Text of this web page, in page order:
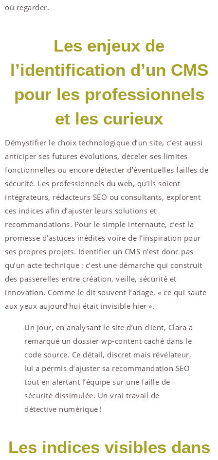
où regarder.
Les enjeux de
l’identification d’un CMS
pour les professionnels
et les curieux
Démystifier le choix technologique d’un site, c’est aussi
anticiper ses futures évolutions, déceler ses limites
fonctionnelles ou encore détecter d’éventuelles failles de
sécurité. Les professionnels du web, qu’ils soient
intégrateurs, rédacteurs SEO ou consultants, explorent
ces indices afin d’ajuster leurs solutions et
recommandations. Pour le simple internaute, c’est la
promesse d’astuces inédites voire de l’inspiration pour
ses propres projets. Identifier un CMS n’est donc pas
qu’un acte technique : c’est une démarche qui construit
des passerelles entre création, veille, sécurité et
innovation. Comme le dit souvent l’adage, « ce qui saute
aux yeux aujourd’hui était invisible hier ».
Un jour, en analysant le site d’un client, Clara a
remarqué un dossier wp-content caché dans le
code source. Ce détail, discret mais révélateur,
lui a permis d’ajuster sa recommandation SEO
tout en alertant l’équipe sur une faille de
sécurité dissimulée. Un vrai travail de
détective numérique !
Les indices visibles dans